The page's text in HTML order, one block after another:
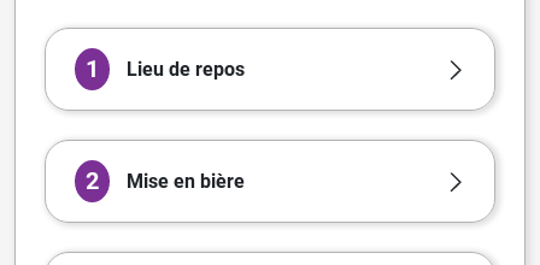
1 Lieu de repos
2 Mise en bière